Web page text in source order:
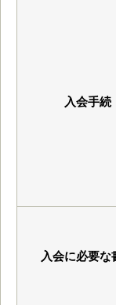
入会手続
入会に必要な